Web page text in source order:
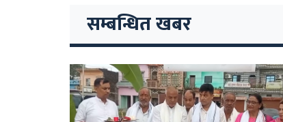
सम्बन्धित खबर